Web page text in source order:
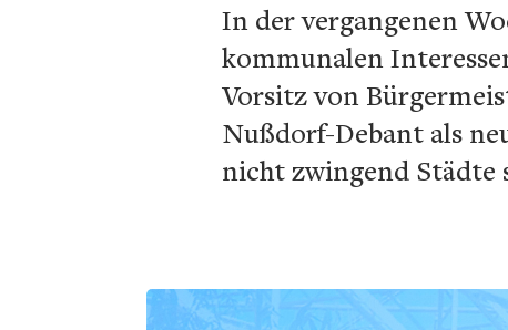
In der vergangenen
kommunalen
Vorsitz von
Nußdorf-Debant als
nicht zwingend Städte